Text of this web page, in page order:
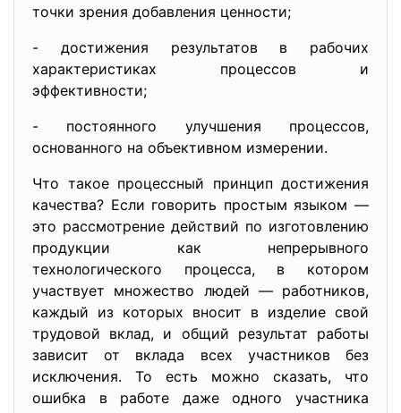
точки зрения добавления ценности;
- достижения результатов в рабочих
характеристиках процессов и
эффективности;
- постоянного улучшения процессов,
основанного на объективном измерении.
Что такое процессный принцип достижения
качества? Если говорить простым языком —
это рассмотрение действий по изготовлению
продукции как непрерывного
технологического процесса, в котором
участвует множество людей — работников,
каждый из которых вносит в изделие свой
трудовой вклад, и общий результат работы
зависит от вклада всех участников без
исключения. То есть можно сказать, что
ошибка в работе даже одного участника